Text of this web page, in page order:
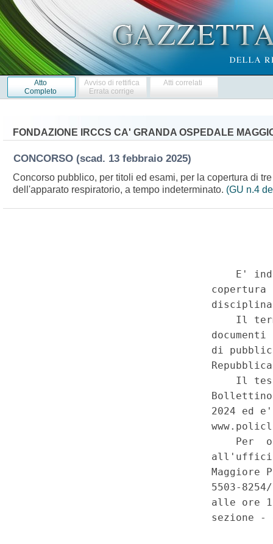
Atto
Completo
Avviso di rettifica
Errata corrige
Atti correlati
FONDAZIONE IRCCS CA' GRANDA OSPEDALE
CONCORSO (scad. 13 febbraio 2025)
Concorso pubblico, per titoli ed esami, per la copertura di
dell'apparato respiratorio, a tempo indeterminato. (GU n.4